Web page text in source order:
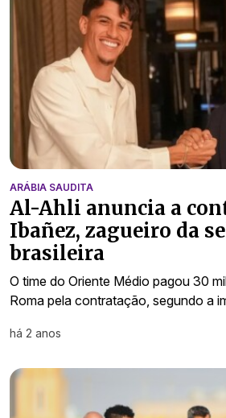
ARÁBIA SAUDITA
Al-Ahli anuncia a
Ibañez, zagueiro da
brasileira
O time do Oriente Médio pagou 30
Roma pela contratação, segundo a
há 2 anos